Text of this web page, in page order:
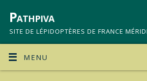
Pathpiva
SITE DE LÉPIDOPTÈRES DE FRANCE
MENU